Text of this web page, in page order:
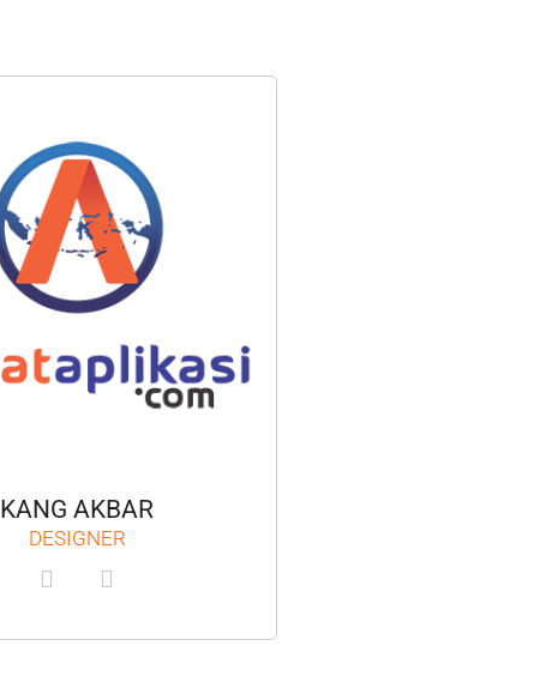
KANG AKBAR
DESIGNER